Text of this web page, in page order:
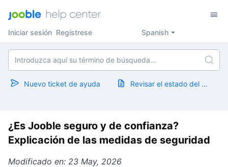
Spanish
Iniciar sesión Regístrese
Nuevo ticket de ayuda Revisar el estado del ticket
¿Es Jooble seguro y de confianza?
Explicación de las medidas de seguridad
Modificado en: 23 May, 2026